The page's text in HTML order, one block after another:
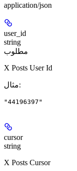
application/json
user_id
string
مطلوب
X Posts User Id
مثال:
"44196397"
cursor
string
X Posts Cursor